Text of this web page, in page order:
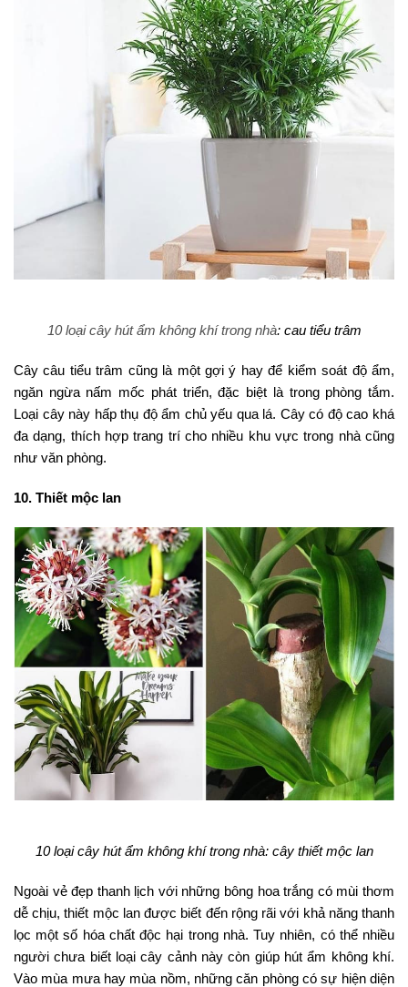
10 loại cây hút ẩm không khí trong nhà: cau tiểu trâm
Cây câu tiểu trâm cũng là một gợi ý hay để kiểm soát độ ẩm,
ngăn ngừa nấm mốc phát triển, đặc biệt là trong phòng tắm.
Loại cây này hấp thụ độ ẩm chủ yếu qua lá. Cây có độ cao khá
đa dạng, thích hợp trang trí cho nhiều khu vực trong nhà cũng
như văn phòng.
10. Thiết mộc lan
10 loại cây hút ẩm không khí trong nhà: cây thiết mộc lan
Ngoài vẻ đẹp thanh lịch với những bông hoa trắng có mùi thơm
dễ chịu, thiết mộc lan được biết đến rộng rãi với khả năng thanh
lọc một số hóa chất độc hại trong nhà. Tuy nhiên, có thể nhiều
người chưa biết loại cây cảnh này còn giúp hút ẩm không khí.
Vào mùa mưa hay mùa nồm, những căn phòng có sự hiện diện